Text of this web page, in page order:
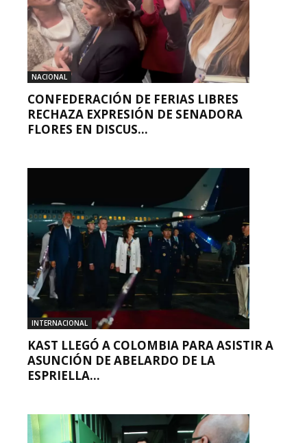
NACIONAL
CONFEDERACIÓN DE FERIAS LIBRES
RECHAZA EXPRESIÓN DE SENADORA
FLORES EN DISCUS...
INTERNACIONAL
KAST LLEGÓ A COLOMBIA PARA ASISTIR A
ASUNCIÓN DE ABELARDO DE LA
ESPRIELLA...